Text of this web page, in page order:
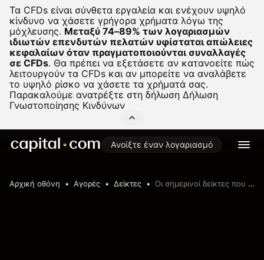
Τα CFDs είναι σύνθετα εργαλεία και ενέχουν υψηλό
κίνδυνο να χάσετε γρήγορα χρήματα λόγω της
μόχλευσης. Μεταξύ 74–89% των λογαριασμών
ιδιωτών επενδυτών πελατών υφίσταται απώλειες
κεφαλαίων όταν πραγματοποιούνται συναλλαγές
σε CFDs. Θα πρέπει να εξετάσετε αν κατανοείτε πώς
λειτουργούν τα CFDs και αν μπορείτε να αναλάβετε
το υψηλό ρίσκο να χάσετε τα χρήματά σας.
Παρακαλούμε ανατρέξτε στη δήλωση Δήλωση
Γνωστοποίησης Κινδύνων
Ανοίξτε έναν λογαριασμό
Αρχική οθόνη Αγορές Δείκτες Οι σημερινοί δείκτες που σημείωσαν πτώση